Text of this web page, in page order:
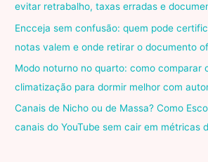
evitar retrabalho, taxas erradas e
Encceja sem confusão: quem pode
notas valem e onde retirar o documento
Modo noturno no quarto: como comparar
climatização para dormir melhor com
Canais de Nicho ou de Massa? Como
canais do YouTube sem cair em métricas